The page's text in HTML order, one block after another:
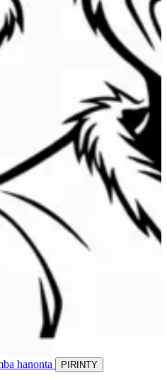
hanonta PIRINTY